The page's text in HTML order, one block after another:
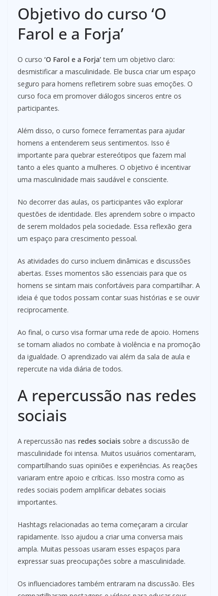
Objetivo do curso ‘O
Farol e a Forja’
O curso ‘O Farol e a Forja’tem um objetivo claro:
desmistificar a masculinidade. Ele busca criar um espaço
seguro para homens refletirem sobre suas emoções. O
curso foca em promover diálogos sinceros entre os
participantes.
Além disso, o curso fornece ferramentas para ajudar
homens a entenderem seus sentimentos. Isso é
importante para quebrar estereótipos que fazem mal
tanto a eles quanto a mulheres. O objetivo é incentivar
uma masculinidade mais saudável e consciente.
No decorrer das aulas, os participantes vão explorar
questões de identidade. Eles aprendem sobre o impacto
de serem moldados pela sociedade. Essa reflexão gera
um espaço para crescimento pessoal.
As atividades do curso incluem dinâmicas e discussões
abertas. Esses momentos são essenciais para que os
homens se sintam mais confortáveis para compartilhar. A
ideia é que todos possam contar suas histórias e se ouvir
reciprocamente.
Ao final, o curso visa formar uma rede de apoio. Homens
se tornam aliados no combate à violência e na promoção
da igualdade. O aprendizado vai além da sala de aula e
repercute na vida diária de todos.
A repercussão nas redes
sociais
A repercussão nas redes sociais sobre a discussão de
masculinidade foi intensa. Muitos usuários comentaram,
compartilhando suas opiniões e experiências. As reações
variaram entre apoio e críticas. Isso mostra como as
redes sociais podem amplificar debates sociais
importantes.
Hashtags relacionadas ao tema começaram a circular
rapidamente. Isso ajudou a criar uma conversa mais
ampla. Muitas pessoas usaram esses espaços para
expressar suas preocupações sobre a masculinidade.
Os influenciadores também entraram na discussão. Eles